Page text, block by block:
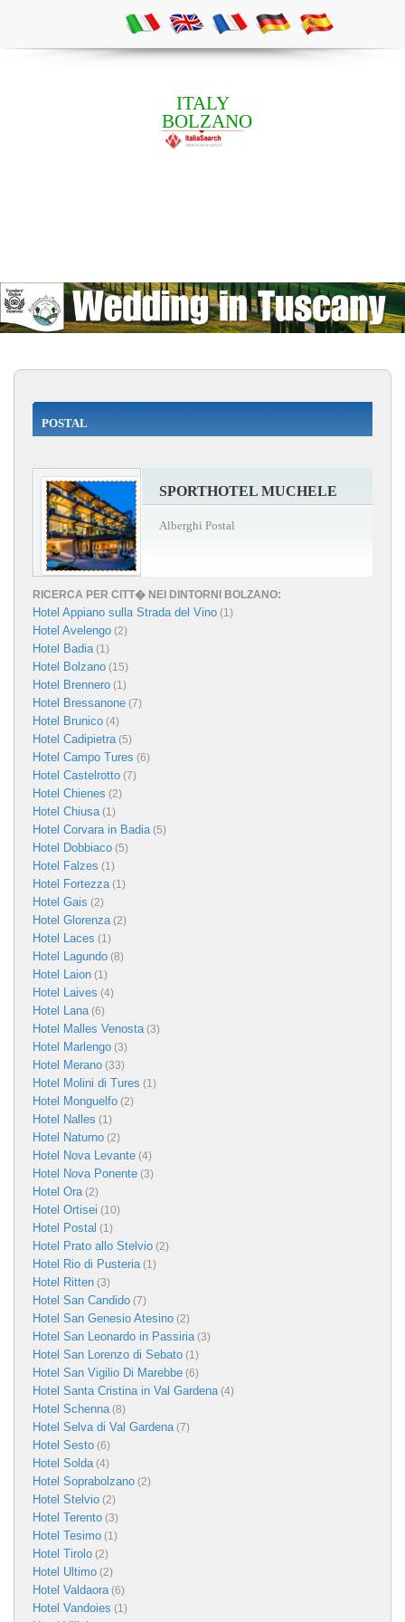
ITALY
BOLZANO
POSTAL
SPORTHOTEL MUCHELE
Alberghi Postal
RICERCA PER CITT� NEI DINTORNI BOLZANO:
Hotel Appiano sulla Strada del Vino (1)
Hotel Avelengo (2)
Hotel Badia(1)
Hotel Bolzano (15)
Hotel Brennero (1)
Hotel Bressanone (7)
Hotel Brunico (4)
Hotel Cadipietra(5)
Hotel Campo Tures (6)
Hotel Castelrotto (7)
Hotel Chienes (2)
Hotel Chiusa(1)
Hotel Corvara in Badia(5)
Hotel Dobbiaco (5)
Hotel Falzes (1)
Hotel Fortezza(1)
Hotel Gais (2)
Hotel Glorenza(2)
Hotel Laces (1)
Hotel Lagundo (8)
Hotel Laion (1)
Hotel Laives (4)
Hotel Lana(6)
Hotel Malles Venosta(3)
Hotel Marlengo (3)
Hotel Merano (33)
Hotel Molini di Tures (1)
Hotel Monguelfo (2)
Hotel Nalles (1)
Hotel Naturno (2)
Hotel Nova Levante (4)
Hotel Nova Ponente (3)
Hotel Ora(2)
Hotel Ortisei (10)
Hotel Postal (1)
Hotel Prato allo Stelvio (2)
Hotel Rio di Pusteria(1)
Hotel Ritten (3)
Hotel San Candido (7)
Hotel San Genesio Atesino (2)
Hotel San Leonardo in Passiria(3)
Hotel San Lorenzo di Sebato (1)
Hotel San Vigilio Di Marebbe (6)
Hotel Santa Cristina in Val Gardena(4)
Hotel Schenna(8)
Hotel Selva di Val Gardena(7)
Hotel Sesto (6)
Hotel Solda(4)
Hotel Soprabolzano (2)
Hotel Stelvio (2)
Hotel Terento (3)
Hotel Tesimo (1)
Hotel Tirolo (2)
Hotel Ultimo (2)
Hotel Valdaora(6)
Hotel Vandoies (1)